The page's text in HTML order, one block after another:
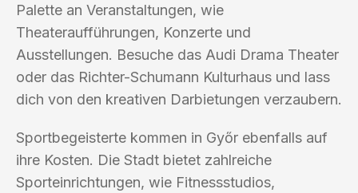
Palette an Veranstaltungen, wie
Theateraufführungen, Konzerte und
Ausstellungen. Besuche das Audi Drama Theater
oder das Richter-Schumann Kulturhaus und lass
dich von den kreativen Darbietungen verzaubern.
Sportbegeisterte kommen in Győr ebenfalls auf
ihre Kosten. Die Stadt bietet zahlreiche
Sporteinrichtungen, wie Fitnessstudios,